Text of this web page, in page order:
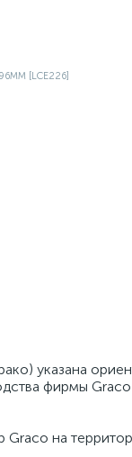
указана
фирмы
на